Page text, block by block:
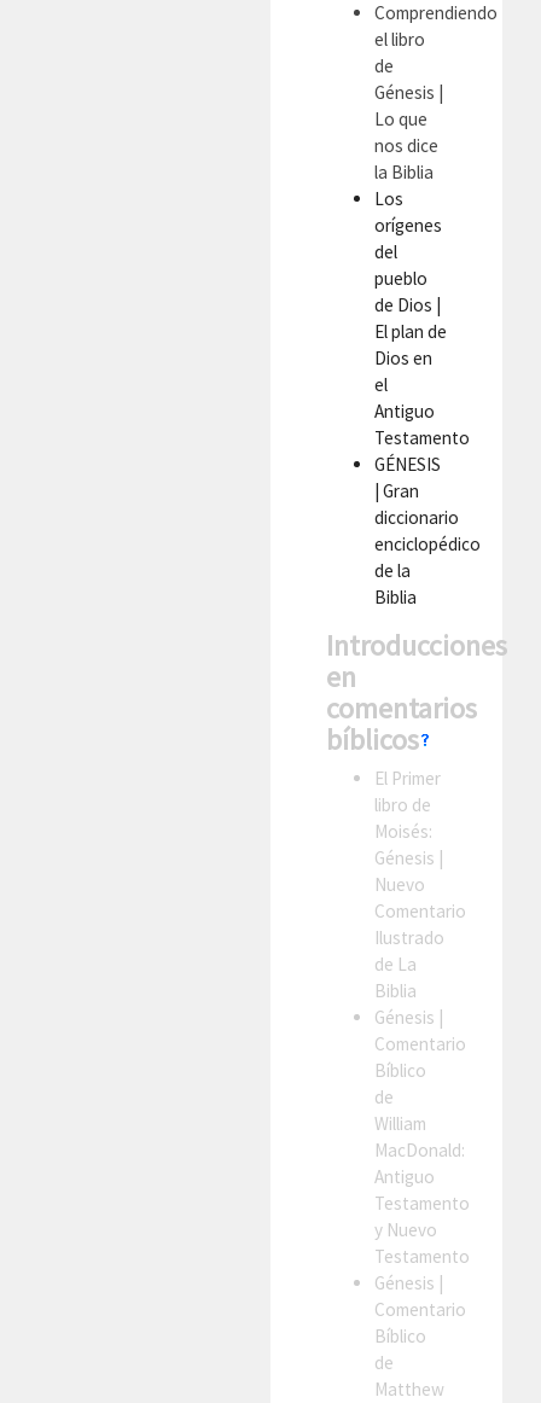
Comprendiendo
el libro
de
Génesis
Lo que
nos dice
la Biblia
Los
orígenes
del
pueblo
de Dios
El plan de
Dios en
el
Antiguo
Testamento
GÉNESIS
| Gran
diccionario
enciclopédico
de la
Biblia
Introducciones
en
comentarios
bíblicos
El Primer
libro de
Moisés:
Génesis
Nuevo
Comentario
Ilustrado
de La
Biblia
Génesis
Comentario
Bíblico
de
William
MacDonald:
Antiguo
Testamento
y Nuevo
Testamento
Génesis
Comentario
Bíblico
de
Matthew